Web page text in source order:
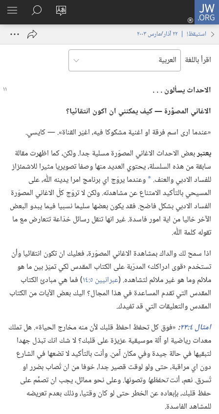
JW.ORG
تغيير
الموقع
تسجيل
الدخول
نافذة
البحث
في
JW.‎ORG
استيقظ‏!‏ | ‏‎٢٢‏ ‏‎آذار/مارس‏ ‎٢٠٠٣
اقرأ باللغة
الاحداث يسألون .‏ .‏ .‏
الاغاني المصوَّرة —‏ كيف يمكنني ان اكون انتقائيا؟‏
‏«عندما ارى اسم فرقة او اغنية مشكوكا فيه،‏ اغيّر القناة».‏ — كايسي.‏
يعتبربعض الاحداث الاغاني المصوّرة مسلية جدا.‏ ولكن،‏ كما اظهرت مقالة
سابقة من هذه السلسلة،‏ يحتوي العديد منها وصفا تصويريا مثيرا للاشمئزاز
للفساد الادبي والعنف.‏ * وعندما يروّج اي برنامج امرا يدينه اللّٰه،‏ على
المسيحي بالتأكيد الامتناع عن مشاهدته.‏ ولكن لا تروّج كلّ الاغاني المصوّرة
الفساد الادبي بشكل فاضح.‏ فقد يكون بعضها سليما نسبيا فيما يبدو البعض
الآخر خاليا من اية امور فاسدة.‏ غير انها تنقل رسائل خدّاعة تتعارض مع ما
تقوله كلمة اللّٰه.‏
اذا سمح لك والداك بمشاهدة الاغاني المصوّرة،‏ فعليك ان تكون انتقائيا وأن
تستخدم ‹قوى ادراكك› المدرّبة على الكتاب المقدس لكي تميّز بين ما هو
ملائم وما هو غير ملائم لتشاهده.‏ (‏عبرانيين ٥:‏١٤
‏)‏ فما هي مبادئ الكتاب
المقدس التي تقدم المساعدة في هذا المجال؟‏ اليك بعض الآيات من الكتاب
المقدس والتعليقات التي قد تفيدك.‏
امثال ٤:‏٢٣
‏:‏ ‏«فوق كل تحفظ احفظ قلبك لأن منه مخارج الحياة».‏ هل تملك
معدات رياضية او آلة موسيقية عزيزة على قلبك؟‏ لا شك انك تبذل جهدا
لتبقيها في حالة جيدة وفي مكان آمن.‏ وأنت بالتأكيد لا تضعها في الشارع
دون اي مراقبة،‏ حتى ولو لوقت قصير جدا،‏ خوفا من ان تُصاب بضرر او
تُسرق.‏ نعم،‏ أنتتحفظها وتصونها.‏ وعلى نحو مماثل،‏ يجب ان تصمِّم على
حفظ قلبك،‏ بإبعاده عن الخطر حتى لو كان وقتيا،‏ وذلك بعدم تعريضه
للمشاهد الفاسدة.‏